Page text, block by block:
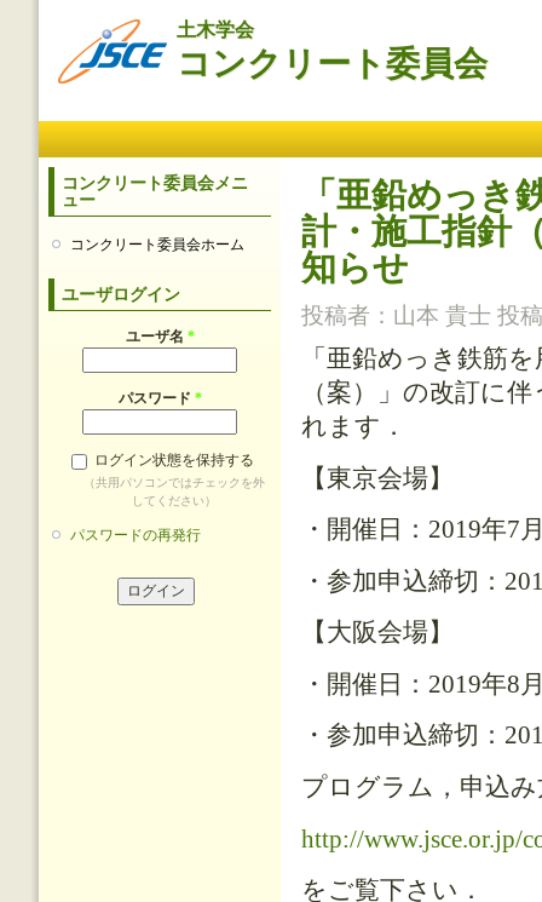
ツ
に
移
動
土木学会
コンクリート委員会
コンクリート委員会メニ
ュー
コンクリート委員会ホーム
ユーザログイン
ユーザ名 *
パスワード *
ログイン状態を保持する
（共用パソコンではチェックを外
してください）
パスワードの再発行
「亜鉛めっき
計・施工指針
知らせ
投稿者： 山本 貴士 投
「亜鉛めっき鉄筋
（案）」の改訂に
れます．
【東京会場】
・開催日：2019年7
・参加申込締切：
【大阪会場】
・開催日：2019年8
・参加申込締切：
プログラム，申込
http://www.jsce.or.jp/
をご覧下さい．